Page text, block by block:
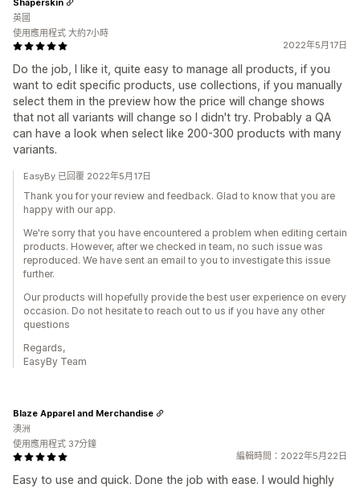
2022年5月17日
Do the job, I like it, quite easy to manage all products, if you
want to edit specific products, use collections, if you manually
select them in the preview how the price will change shows
that not all variants will change so I didn't try. Probably a QA
can have a look when select like 200-300 products with many
variants.
英國
使用應用程式 大約7小時
EasyBy 已回覆 2022年5月17日
Thank you for your review and feedback. Glad to know that you are
happy with our app.
We're sorry that you have encountered a problem when editing certain
products. However, after we checked in team, no such issue was
reproduced. We have sent an email to you to investigate this issue
further.
Our products will hopefully provide the best user experience on every
occasion. Do not hesitate to reach out to us if you have any other
questions
Regards,
EasyBy Team
編輯時間：2022年5月22日
Easy to use and quick. Done the job with ease. I would highly
Blaze Apparel and Merchandise
澳洲
使用應用程式 37分鐘